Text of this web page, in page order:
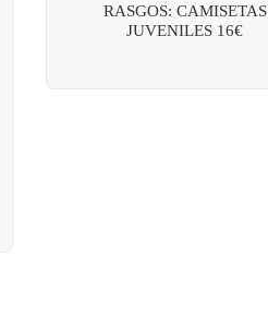
RASGOS: CAMISETAS
JUVENILES 16€